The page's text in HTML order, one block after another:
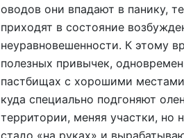
оводов они впадают в панику,
приходят в состояние
неуравновешенности. К этому
полезных привычек,
пастбищах с хорошими
куда специально подгоняют
территории, меняя участки, но
стадо «на руках» и